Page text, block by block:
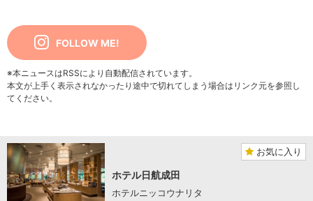
FOLLOW ME!
※本ニュースはRSSにより自動配信されています。
本文が上手く表示されなかったり途中で切れてしまう場合はリンク元を参照し
てください。
お気に入り
ホテル日航成田
ホテルニッコウナリタ